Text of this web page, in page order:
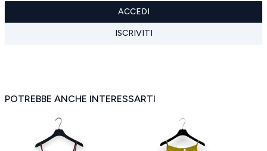
ACCEDI
ISCRIVITI
POTREBBE ANCHE INTERESSARTI